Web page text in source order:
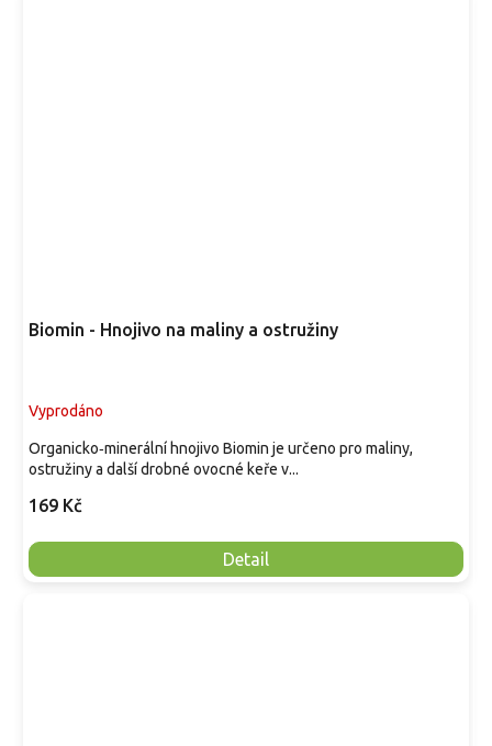
Biomin - Hnojivo na maliny a ostružiny
Vyprodáno
169 Kč
Detail
Organicko‑minerální hnojivo Biomin je určeno pro maliny,
ostružiny a další drobné ovocné keře v...